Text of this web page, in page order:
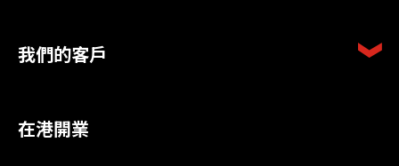
我們的客戶
在港開業